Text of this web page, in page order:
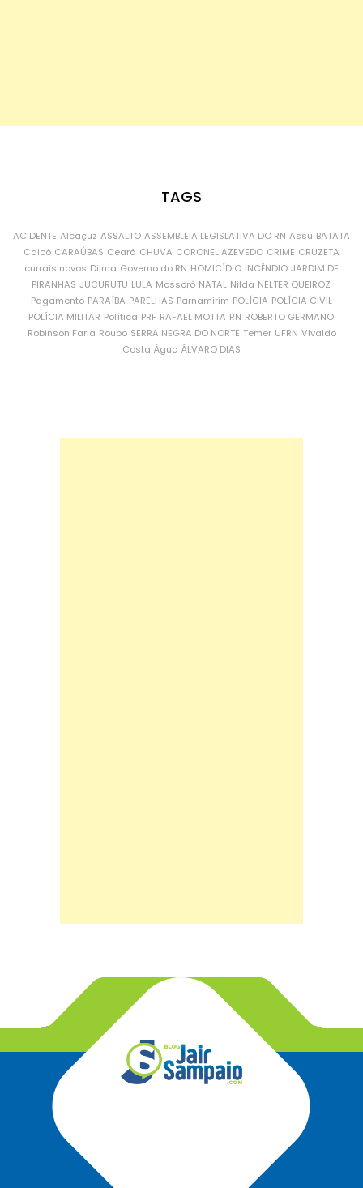
TAGS
ACIDENTE Alcaçuz ASSALTO ASSEMBLEIA LEGISLATIVA DO RN Assu BATATA
Caicó CARAÚBAS Ceará CHUVA CORONEL AZEVEDO CRIME CRUZETA
currais novos Dilma Governo do RN HOMICÍDIO INCÊNDIO JARDIM DE
PIRANHAS JUCURUTU LULA Mossoró NATAL Nilda NÉLTER QUEIROZ
Pagamento PARAÍBA PARELHAS Parnamirim POLÍCIA POLÍCIA CIVIL
POLÍCIA MILITAR Política PRF RAFAEL MOTTA RN ROBERTO GERMANO
Robinson Faria Roubo SERRA NEGRA DO NORTE Temer UFRN Vivaldo
Costa Água ÁLVARO DIAS